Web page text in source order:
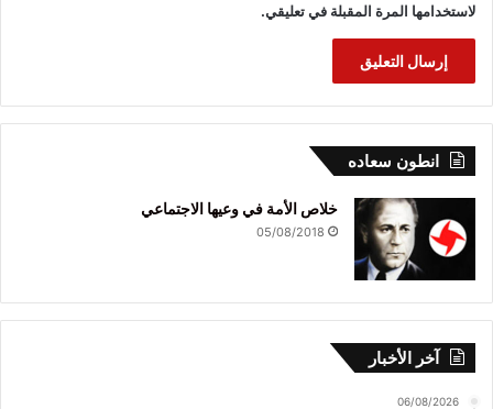
لاستخدامها المرة المقبلة في تعليقي.
انطون سعاده
خلاص الأمة في وعيها الاجتماعي
05/08/2018
آخر الأخبار
06/08/2026